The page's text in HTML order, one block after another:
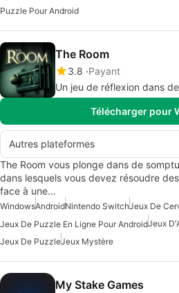
Puzzle Pour Android
The Room
3.8 Payant
Un jeu de réflexion dans
Télécharger pour
Autres plateformes
The Room vous plonge dans de
dans lesquels vous devez résoudre
face à une…
WindowsAndroidNintendo SwitchJeux De
Jeux De Puzzle En Ligne Pour AndroidJeux
Jeux De PuzzleJeux Mystère
My Stake Games